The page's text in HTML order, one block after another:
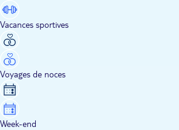
Vacances sportives
Voyages de noces
Week-end